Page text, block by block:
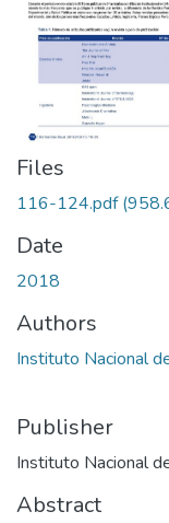
Files
116-124.pdf
Date
2018
Authors
Instituto Nacional
Publisher
Instituto Nacional
Abstract